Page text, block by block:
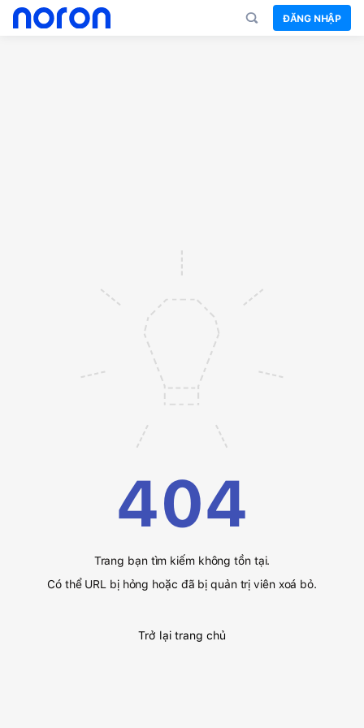
ĐĂNG NHẬP
404
Trang bạn tìm kiếm không tồn tại.
Có thể URL bị hỏng hoặc đã bị quản trị viên xoá bỏ.
Trở lại trang chủ